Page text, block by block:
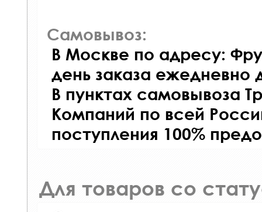
Самовывоз:
В Москве по адресу:
день заказа ежедневно
В пунктах самовывоза
Компаний по всей
поступления 100%
Для товаров со